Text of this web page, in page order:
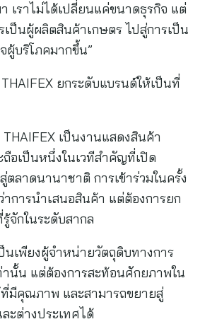
เราไม่ได้เปลี่ยนแค่ขนาดธุรกิจ แต่
เป็นผู้ผลิตสินค้าเกษตร ไปสู่การเป็น
ผู้บริโภคมากขึ้น”
ยกระดับแบรนด์ให้เป็นที่
เป็นงานแสดงสินค้า
ถือเป็นหนึ่งในเวทีสำคัญที่เปิด
ตลาดนานาชาติ การเข้าร่วมในครั้ง
าการนำเสนอสินค้า แต่ต้องการยก
จักในระดับสากล
นเพียงผู้จำหน่ายวัตถุดิบทางการ
นั้น แต่ต้องการสะท้อนศักยภาพใน
คุณภาพ และสามารถขยายสู่
ะต่างประเทศได้